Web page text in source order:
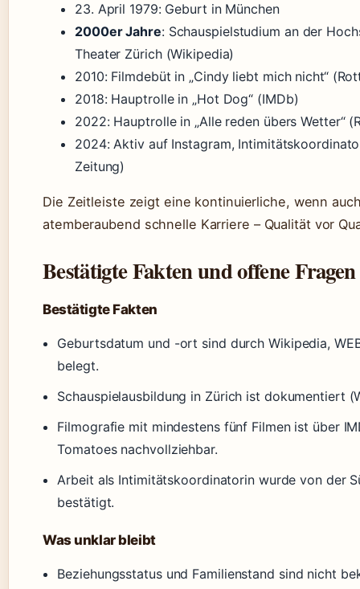
23. April 1979: Geburt in München
2000er Jahre: Schauspielstudium an der
Theater Zürich (Wikipedia)
2010: Filmdebüt in „Cindy liebt mich nicht“
2018: Hauptrolle in „Hot Dog“ (IMDb)
2022: Hauptrolle in „Alle reden übers Wetter“
2024: Aktiv auf Instagram,
Zeitung)
Die Zeitleiste zeigt eine kontinuierliche, wenn
atemberaubend schnelle Karriere – Qualität vor
Bestätigte Fakten und offene Fragen
Bestätigte Fakten
Geburtsdatum und -ort sind durch Wikipedia,
belegt.
Schauspielausbildung in Zürich ist dokumentiert
Filmografie mit mindestens fünf Filmen ist über
Tomatoes nachvollziehbar.
Arbeit als Intimitätskoordinatorin wurde von der
bestätigt.
Was unklar bleibt
Beziehungsstatus und Familienstand sind nicht